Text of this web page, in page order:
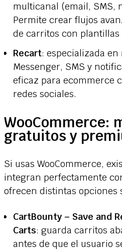
multicanal (email, SMS,
Permite crear flujos
de carritos con plantillas
Recart: especializada
Messenger, SMS y
eficaz para ecommerce
redes sociales.
WooCommerce:
gratuitos y
Si usas WooCommerce,
integran perfectamente
ofrecen distintas opciones
CartBounty – Save and
Carts: guarda carritos
antes de que el usuario